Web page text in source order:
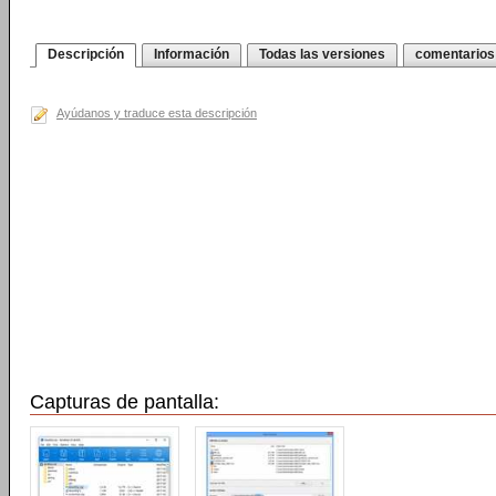
Descripción Información Todas las versiones comentarios
Ayúdanos y traduce esta descripción
Capturas de pantalla: